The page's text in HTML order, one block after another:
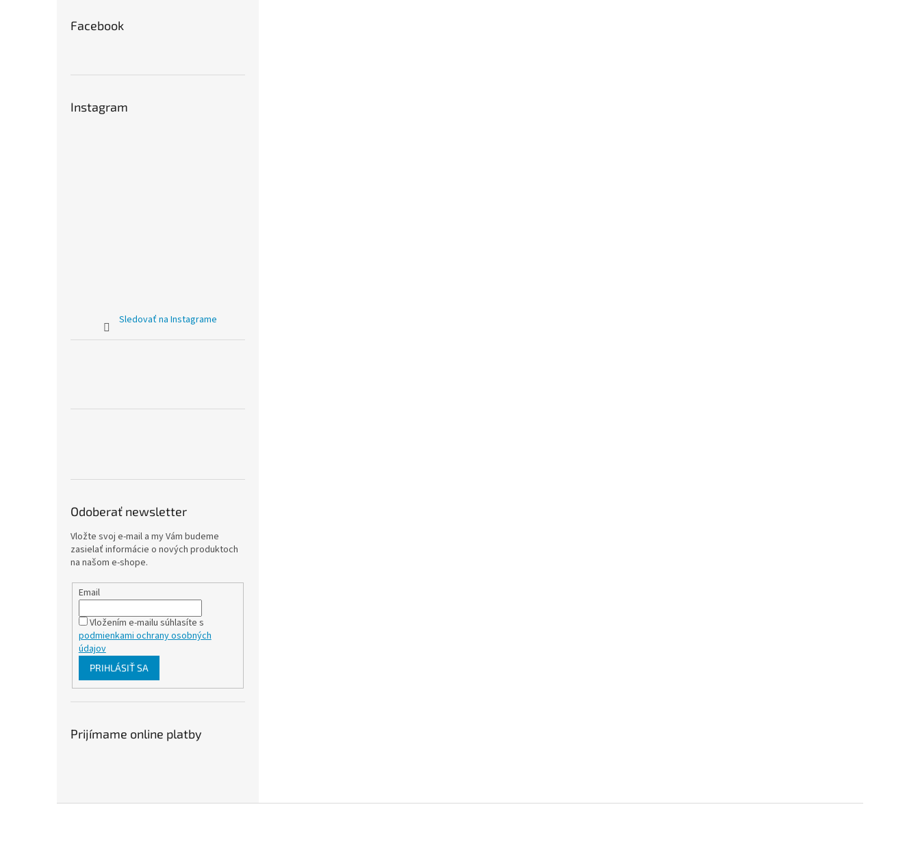
Facebook
Instagram
Sledovať na Instagrame
Odoberať newsletter
Vložte svoj e-mail a my Vám budeme
zasielať informácie o nových produktoch
na našom e-shope.
Email
Vložením e-mailu súhlasíte s
podmienkami ochrany osobných
údajov
PRIHLÁSIŤ SA
Prijímame online platby